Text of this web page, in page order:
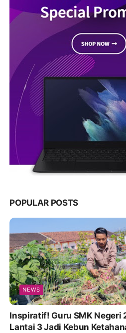
POPULAR POSTS
NEWS
Inspiratif! Guru SMK Negeri
Lantai 3 Jadi Kebun